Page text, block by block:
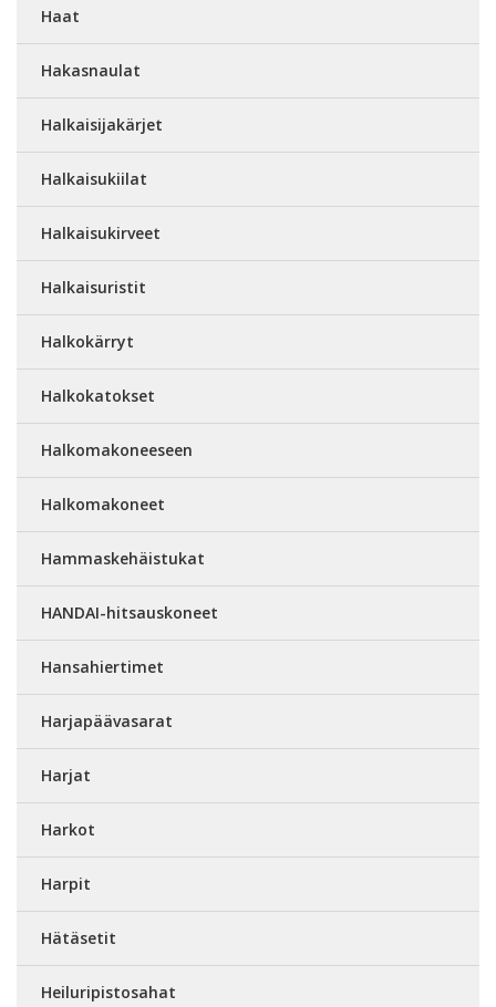
Haat
Hakasnaulat
Halkaisijakärjet
Halkaisukiilat
Halkaisukirveet
Halkaisuristit
Halkokärryt
Halkokatokset
Halkomakoneeseen
Halkomakoneet
Hammaskehäistukat
HANDAI-hitsauskoneet
Hansahiertimet
Harjapäävasarat
Harjat
Harkot
Harpit
Hätäsetit
Heiluripistosahat